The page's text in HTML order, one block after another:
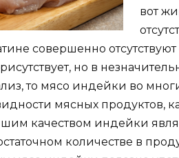
вот
совершенно отсутствуют
но в
то мясо индейки во
мясных продуктов,
качеством индейки
количестве в